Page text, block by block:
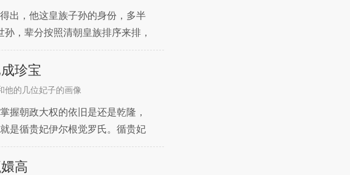
出，他这皇族子孙的身份，多半
，辈分按照清朝皇族排序来排，
字是根据爱新
珍宝
他的几位妃子的画像
握朝政大权的依旧是还是乾隆，
是循贵妃伊尔根觉罗氏。循贵妃
了乾
高